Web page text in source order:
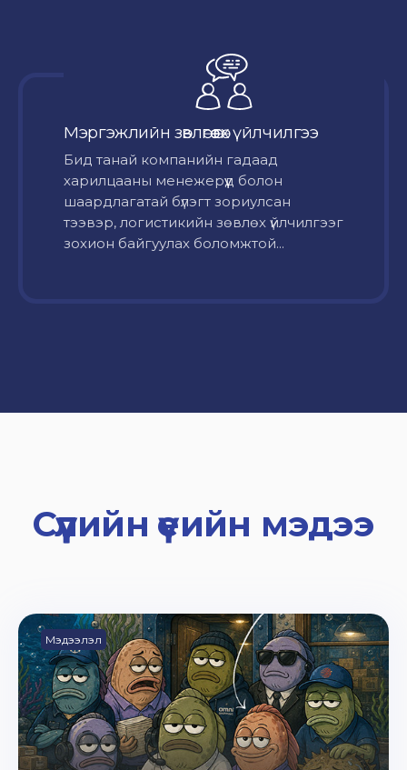
Мэргэжлийн зөвлөгөө өгөх үйлчилгээ
Бид танай компанийн гадаад
харилцааны менежерүүд болон
шаардлагатай бүлэгт зориулсан
тээвэр, логистикийн зөвлөх үйлчилгээг
зохион байгуулах боломжтой...
Сүүлийн үеийн мэдээ
Мэдээлэл